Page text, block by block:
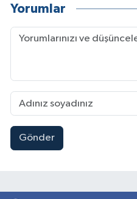
Yorumlar
Gönder